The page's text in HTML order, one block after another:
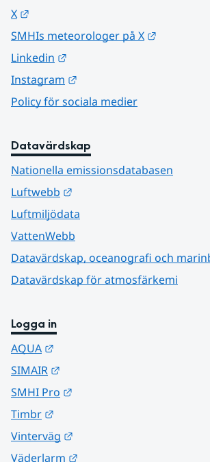
X
SMHIs meteorologer på X
Linkedin
Instagram
Policy för sociala medier
Datavärdskap
Nationella emissionsdatabasen
Luftwebb
Luftmiljödata
VattenWebb
Datavärdskap, oceanografi och
Datavärdskap för atmosfärkemi
Logga in
AQUA
SIMAIR
SMHI Pro
Timbr
Vinterväg
Väderlarm